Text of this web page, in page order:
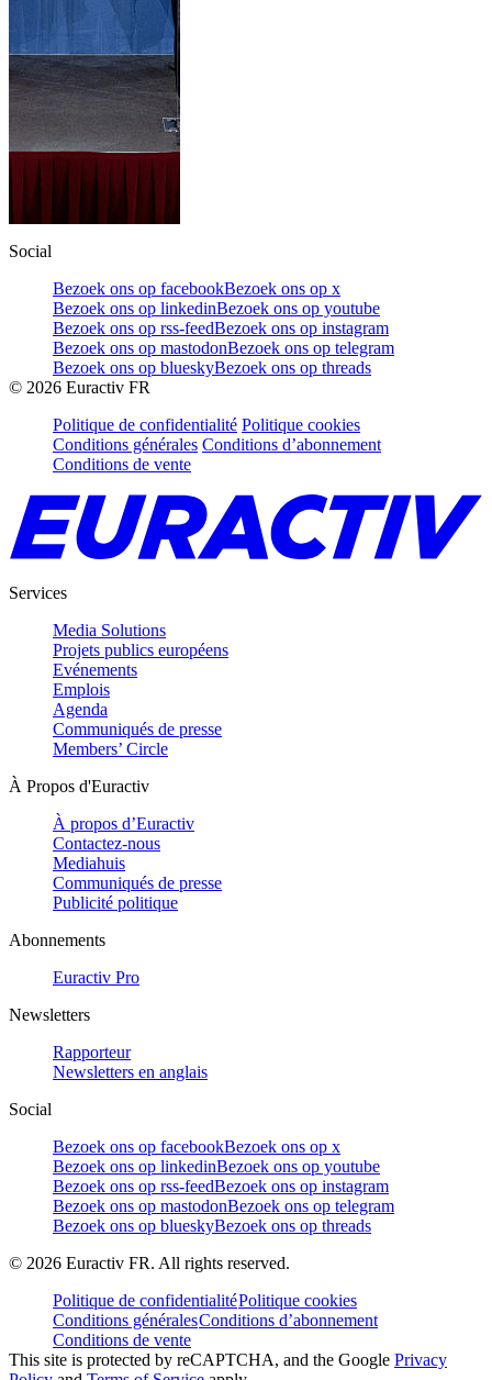
Social
Bezoek ons op facebookBezoek ons op x
Bezoek ons op linkedinBezoek ons op youtube
Bezoek ons op rss-feedBezoek ons op instagram
Bezoek ons op mastodonBezoek ons op telegram
Bezoek ons op blueskyBezoek ons op threads
© 2026 Euractiv FR
Politique de confidentialité Politique cookies
Conditions générales Conditions d’abonnement
Conditions de vente
Services
Media Solutions
Projets publics européens
Evénements
Emplois
Agenda
Communiqués de presse
Members’ Circle
À Propos d'Euractiv
À propos d’Euractiv
Contactez-nous
Mediahuis
Communiqués de presse
Publicité politique
Abonnements
Euractiv Pro
Newsletters
Rapporteur
Newsletters en anglais
Social
Bezoek ons op facebookBezoek ons op x
Bezoek ons op linkedinBezoek ons op youtube
Bezoek ons op rss-feedBezoek ons op instagram
Bezoek ons op mastodonBezoek ons op telegram
Bezoek ons op blueskyBezoek ons op threads
© 2026 Euractiv FR. All rights reserved.
Politique de confidentialitéPolitique cookies
Conditions généralesConditions d’abonnement
Conditions de vente
This site is protected by reCAPTCHA, and the Google Privacy